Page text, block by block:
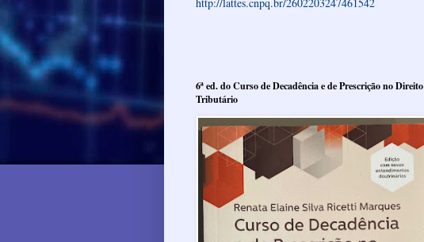
6ª ed. do Curso de Decadência e de Prescrição no Direito
Tributário